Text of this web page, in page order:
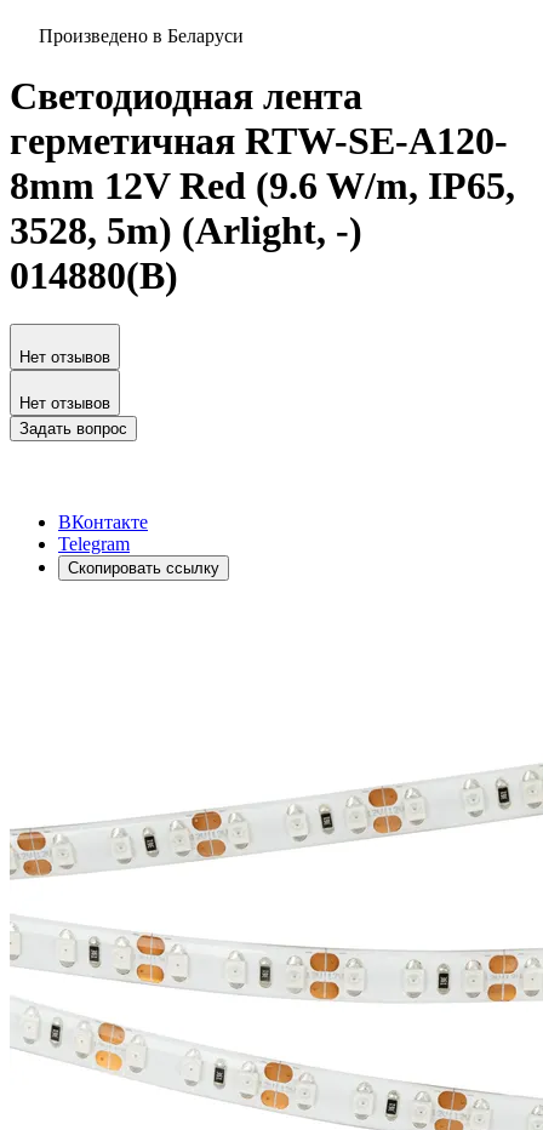
Произведено в Беларуси
Светодиодная лента
герметичная RTW-SE-A120-
8mm 12V Red (9.6 W/m, IP65,
3528, 5m) (Arlight, -)
014880(B)
Нет отзывов
Нет отзывов
Задать вопрос
ВКонтакте
Telegram
Скопировать ссылку